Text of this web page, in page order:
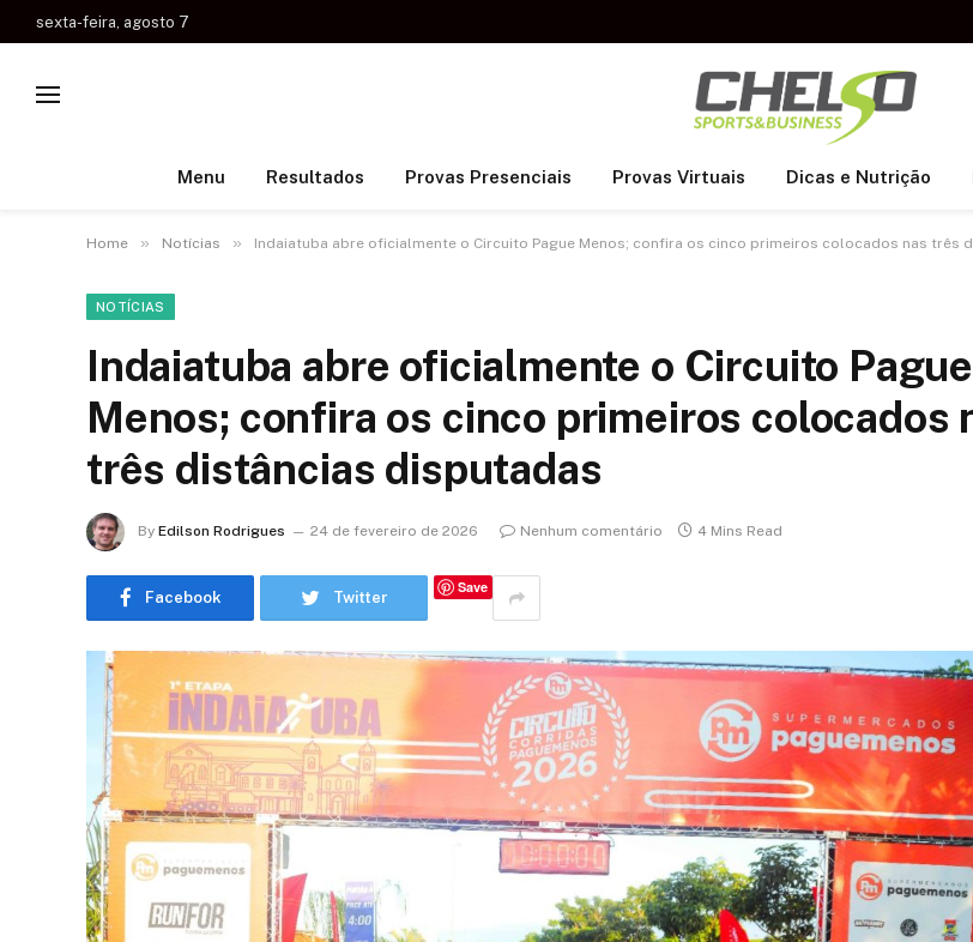
sexta-feira, agosto 7
Menu Resultados Provas Presenciais Provas Virtuais Dicas e Nutrição
Home » Notícias » Indaiatuba abre oficialmente o Circuito Pague Menos; confira os cinco primeiros colocados nas três
NOTÍCIAS
Indaiatuba abre oficialmente o Circuito Pague
Menos; confira os cinco primeiros colocados
três distâncias disputadas
By Edilson Rodrigues 24 de fevereiro de 2026 Nenhum comentário 4 Mins Read
Facebook Twitter
Save